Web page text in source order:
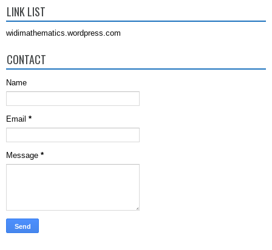
LINK LIST
widimathematics.wordpress.com
CONTACT
Name
Email *
Message *